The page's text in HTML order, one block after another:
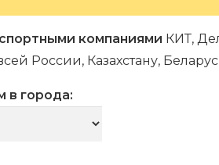
компаниями КИТ,
России, Казахстану,
в города: